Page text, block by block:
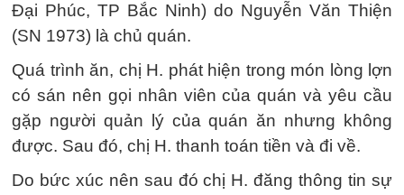
Đại Phúc, TP Bắc Ninh) do Nguyễn Văn Thiện
(SN 1973) là chủ quán.
Quá trình ăn, chị H. phát hiện trong món lòng lợn
có sán nên gọi nhân viên của quán và yêu cầu
gặp người quản lý của quán ăn nhưng không
được. Sau đó, chị H. thanh toán tiền và đi về.
Do bức xúc nên sau đó chị H. đăng thông tin sự